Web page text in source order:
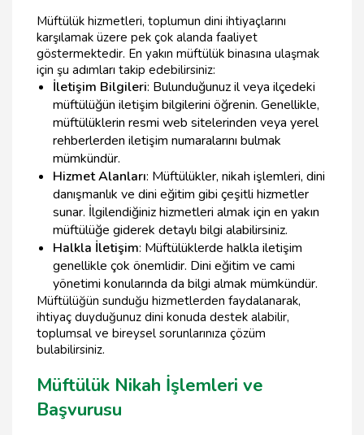
Müftülük hizmetleri, toplumun dini ihtiyaçlarını
karşılamak üzere pek çok alanda faaliyet
göstermektedir. En yakın müftülük binasına ulaşmak
için şu adımları takip edebilirsiniz:
İletişim Bilgileri: Bulunduğunuz il veya ilçedeki
müftülüğün iletişim bilgilerini öğrenin. Genellikle,
müftülüklerin resmi web sitelerinden veya yerel
rehberlerden iletişim numaralarını bulmak
mümkündür.
Hizmet Alanları: Müftülükler, nikah işlemleri, dini
danışmanlık ve dini eğitim gibi çeşitli hizmetler
sunar. İlgilendiğiniz hizmetleri almak için en yakın
müftülüğe giderek detaylı bilgi alabilirsiniz.
Halkla İletişim: Müftülüklerde halkla iletişim
genellikle çok önemlidir. Dini eğitim ve cami
yönetimi konularında da bilgi almak mümkündür.
Müftülüğün sunduğu hizmetlerden faydalanarak,
ihtiyaç duyduğunuz dini konuda destek alabilir,
toplumsal ve bireysel sorunlarınıza çözüm
bulabilirsiniz.
Müftülük Nikah İşlemleri ve
Başvurusu